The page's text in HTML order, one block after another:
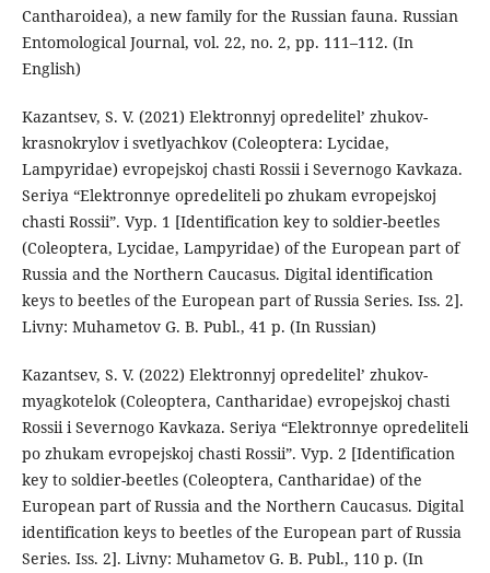
Cantharoidea), a new family for the Russian fauna. Russian
Entomological Journal, vol. 22, no. 2, pp. 111–112. (In
English)
Kazantsev, S. V. (2021) Elektronnyj opredelitel’ zhukov-
krasnokrylov i svetlyachkov (Coleoptera: Lycidae,
Lampyridae) evropejskoj chasti Rossii i Severnogo Kavkaza.
Seriya “Elektronnye opredeliteli po zhukam evropejskoj
chasti Rossii”. Vyp. 1 [Identification key to soldier-beetles
(Coleoptera, Lycidae, Lampyridae) of the European part of
Russia and the Northern Caucasus. Digital identification
keys to beetles of the European part of Russia Series. Iss. 2].
Livny: Muhametov G. B. Publ., 41 p. (In Russian)
Kazantsev, S. V. (2022) Elektronnyj opredelitel’ zhukov-
myagkotelok (Coleoptera, Cantharidae) evropejskoj chasti
Rossii i Severnogo Kavkaza. Seriya “Elektronnye opredeliteli
po zhukam evropejskoj chasti Rossii”. Vyp. 2 [Identification
key to soldier-beetles (Coleoptera, Cantharidae) of the
European part of Russia and the Northern Caucasus. Digital
identification keys to beetles of the European part of Russia
Series. Iss. 2]. Livny: Muhametov G. B. Publ., 110 p. (In